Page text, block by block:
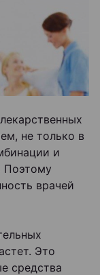
не только в
и
Поэтому
врачей
Это
средства